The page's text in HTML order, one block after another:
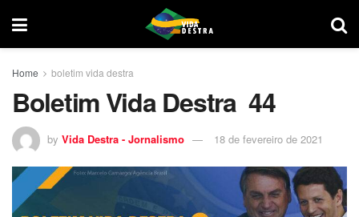
Home boletim vida destra
Boletim Vida Destra 44
by Vida Destra - Jornalismo 18 de fevereiro de 2021